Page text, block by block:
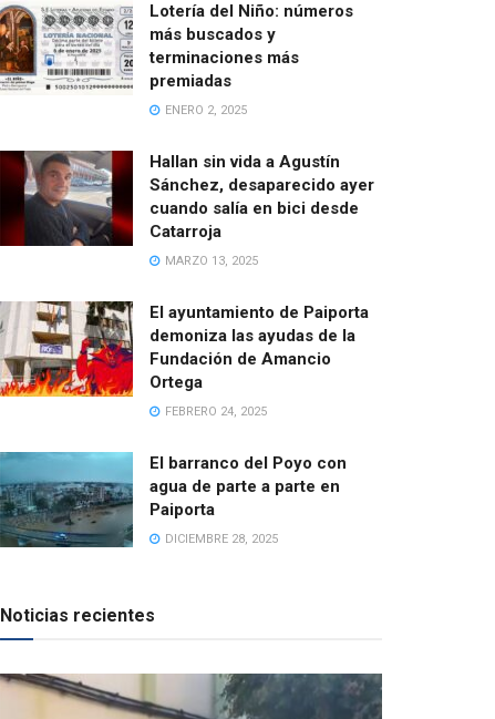
Lotería del Niño: números
más buscados y
terminaciones más
premiadas
ENERO 2, 2025
Hallan sin vida a Agustín
Sánchez, desaparecido ayer
cuando salía en bici desde
Catarroja
MARZO 13, 2025
El ayuntamiento de Paiporta
demoniza las ayudas de la
Fundación de Amancio
Ortega
FEBRERO 24, 2025
El barranco del Poyo con
agua de parte a parte en
Paiporta
DICIEMBRE 28, 2025
Noticias recientes